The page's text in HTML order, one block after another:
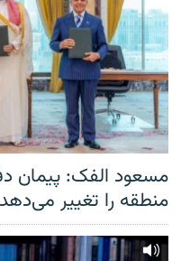
مسعود الفک: پیمان
منطقه را تغییر می‌دهد